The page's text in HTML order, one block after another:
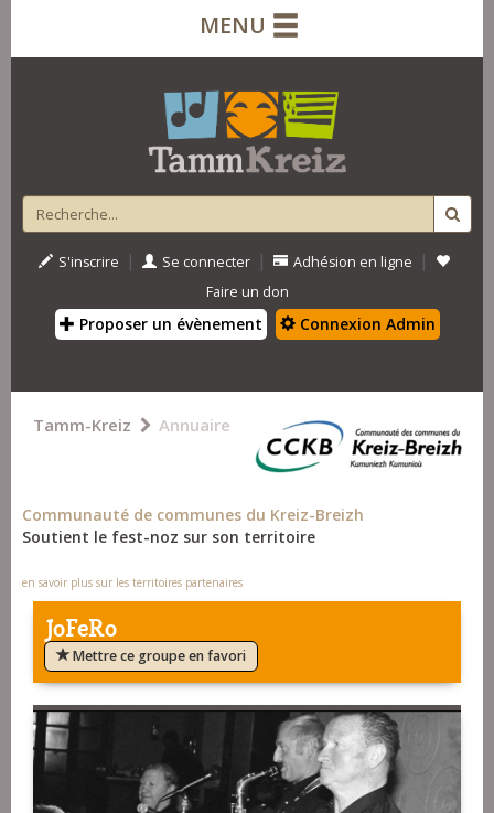
MENU
S'inscrire | Se connecter | Adhésion en ligne |
Faire un don
Proposer un évènement Connexion Admin
Tamm-Kreiz Annuaire
Communauté de communes du Kreiz-Breizh
Soutient le fest-noz sur son territoire
en savoir plus sur les territoires partenaires
JoFeRo
Mettre ce groupe en favori